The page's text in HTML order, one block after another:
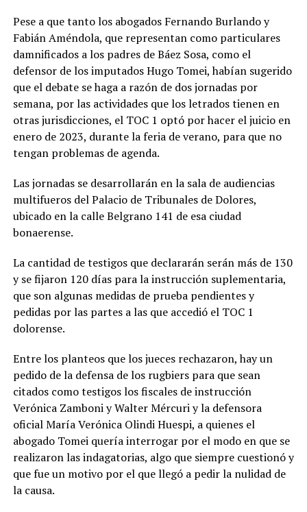
Pese a que tanto los abogados Fernando Burlando y
Fabián Améndola, que representan como particulares
damnificados a los padres de Báez Sosa, como el
defensor de los imputados Hugo Tomei, habían sugerido
que el debate se haga a razón de dos jornadas por
semana, por las actividades que los letrados tienen en
otras jurisdicciones, el TOC 1 optó por hacer el juicio en
enero de 2023, durante la feria de verano, para que no
tengan problemas de agenda.
Las jornadas se desarrollarán en la sala de audiencias
multifueros del Palacio de Tribunales de Dolores,
ubicado en la calle Belgrano 141 de esa ciudad
bonaerense.
La cantidad de testigos que declararán serán más de 130
y se fijaron 120 días para la instrucción suplementaria,
que son algunas medidas de prueba pendientes y
pedidas por las partes a las que accedió el TOC 1
dolorense.
Entre los planteos que los jueces rechazaron, hay un
pedido de la defensa de los rugbiers para que sean
citados como testigos los fiscales de instrucción
Verónica Zamboni y Walter Mércuri y la defensora
oficial María Verónica Olindi Huespi, a quienes el
abogado Tomei quería interrogar por el modo en que se
realizaron las indagatorias, algo que siempre cuestionó y
que fue un motivo por el que llegó a pedir la nulidad de
la causa.